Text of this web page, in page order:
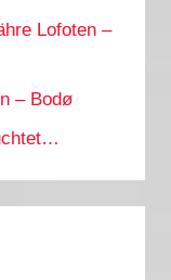
Lofoten –
– Bodø